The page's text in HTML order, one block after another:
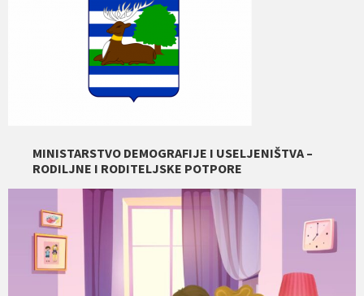
MINISTARSTVO DEMOGRAFIJE I USELJENIŠTVA –
RODILJNE I RODITELJSKE POTPORE